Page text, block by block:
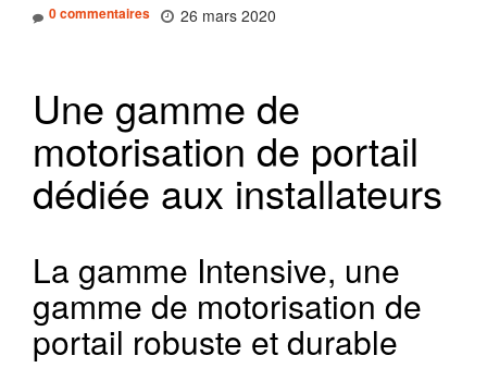
26 mars 2020
0 commentaires
Une gamme de
motorisation de portail
dédiée aux installateurs
La gamme Intensive, une
gamme de motorisation de
portail robuste et durable